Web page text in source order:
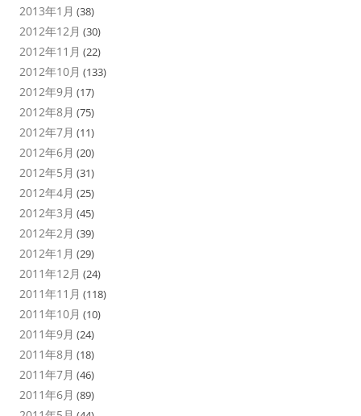
2013年1月 (38)
2012年12月 (30)
2012年11月 (22)
2012年10月 (133)
2012年9月 (17)
2012年8月 (75)
2012年7月 (11)
2012年6月 (20)
2012年5月 (31)
2012年4月 (25)
2012年3月 (45)
2012年2月 (39)
2012年1月 (29)
2011年12月 (24)
2011年11月 (118)
2011年10月 (10)
2011年9月 (24)
2011年8月 (18)
2011年7月 (46)
2011年6月 (89)